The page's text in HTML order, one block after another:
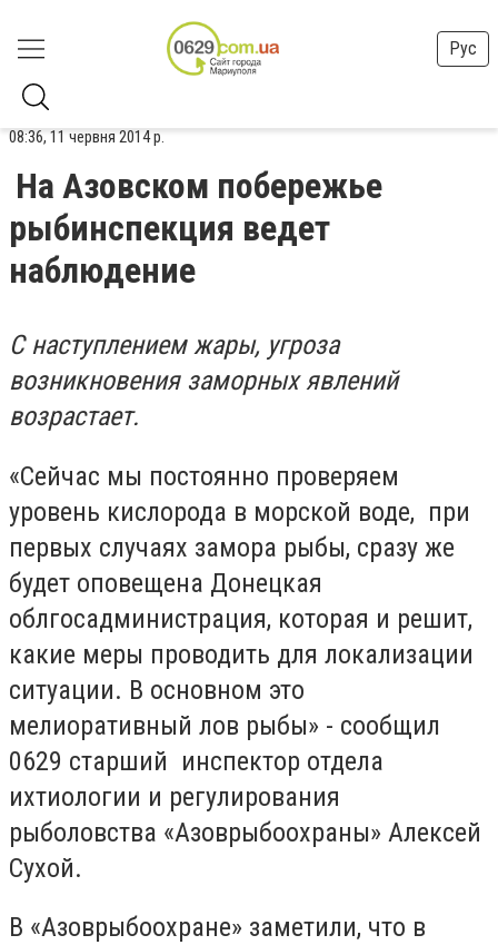
Рус
08:36, 11 червня 2014 р.
На Азовском побережье
рыбинспекция ведет
наблюдение
С наступлением жары, угроза
возникновения заморных явлений
возрастает.
«Сейчас мы постоянно проверяем
уровень кислорода в морской воде, при
первых случаях замора рыбы, сразу же
будет оповещена Донецкая
облгосадминистрация, которая и решит,
какие меры проводить для локализации
ситуации. В основном это
мелиоративный лов рыбы» - сообщил
0629 старший инспектор отдела
ихтиологии и регулирования
рыболовства «Азоврыбоохраны» Алексей
Сухой.
В «Азоврыбоохране» заметили, что в